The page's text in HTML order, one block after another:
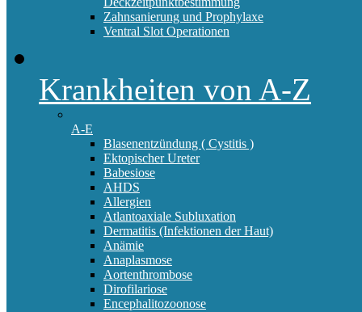
Zahnsanierung und Prophylaxe
Ventral Slot Operationen
Krankheiten von A-Z
A-E
Blasenentzündung ( Cystitis )
Ektopischer Ureter
Babesiose
AHDS
Allergien
Atlantoaxiale Subluxation
Dermatitis (Infektionen der Haut)
Anämie
Anaplasmose
Aortenthrombose
Dirofilariose
Encephalitozoonose